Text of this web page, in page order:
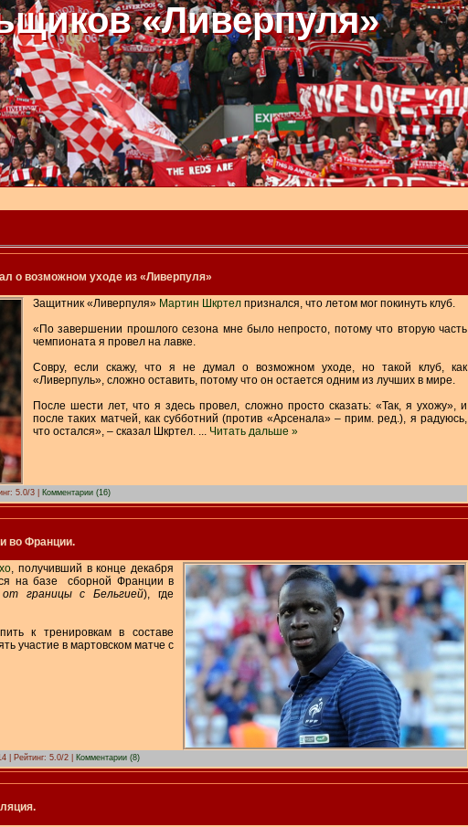
«Ливерпуля»
о возможном уходе из «Ливерпуля»
Защитник «Ливерпуля» Мартин Шкртел признался, что летом мог покинуть клуб.
«По завершении прошлого сезона мне было непросто, потому что вторую часть
чемпионата я провел на лавке.
Совру, если скажу, что я не думал о возможном уходе, но такой клуб, как
«Ливерпуль», сложно оставить, потому что он остается одним из лучших в мире.
После шести лет, что я здесь провел, сложно просто сказать: «Так, я ухожу», и
после таких матчей, как субботний (против «Арсенала» – прим. ред.), я радуюсь,
что остался», – сказал Шкртел.
Читать дальше »
5.0/3 | Комментарии (16)
во Франции.
, получивший в конце декабря
на базе сборной Франции в
границы с Бельгией), где
к тренировкам в составе
участие в мартовском матче с
| Рейтинг: 5.0/2 | Комментарии (8)